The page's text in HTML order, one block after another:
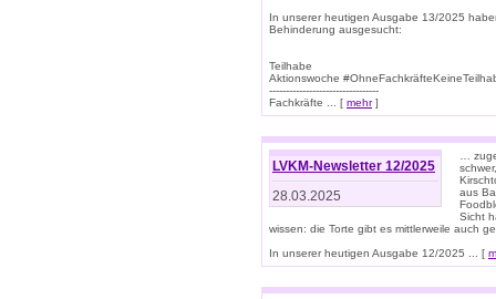
In unserer heutigen Ausgabe 13/2025
Behinderung ausgesucht:
Teilhabe
Aktionswoche
---------------------------------
Fachkräfte ... [ mehr]
LVKM-Newsletter 12/2025
28.03.2025
…
aus
Sicht
wissen: die Torte gibt es mittlerweile auch
In unserer heutigen Ausgabe 12/2025 ... [